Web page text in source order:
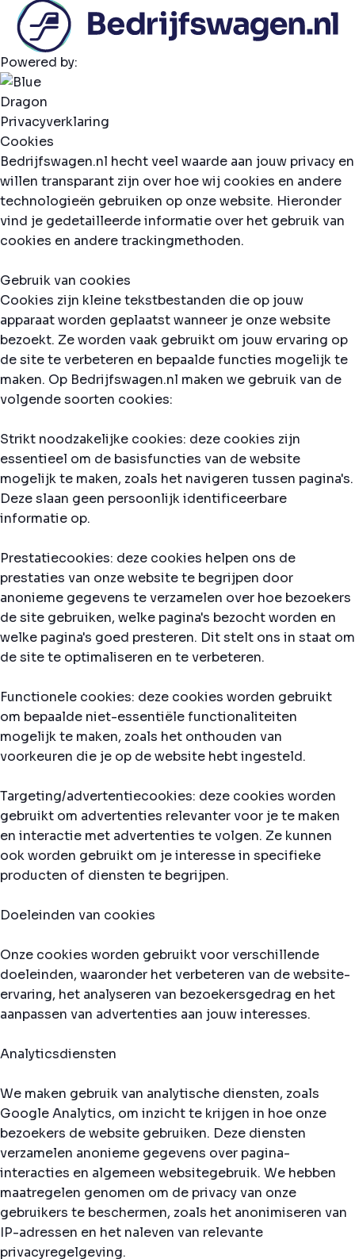
Powered by:
Privacyverklaring
Cookies
Bedrijfswagen.nl hecht veel waarde aan jouw privacy en
willen transparant zijn over hoe wij cookies en andere
technologieën gebruiken op onze website. Hieronder
vind je gedetailleerde informatie over het gebruik van
cookies en andere trackingmethoden.
Gebruik van cookies
Cookies zijn kleine tekstbestanden die op jouw
apparaat worden geplaatst wanneer je onze website
bezoekt. Ze worden vaak gebruikt om jouw ervaring op
de site te verbeteren en bepaalde functies mogelijk te
maken. Op Bedrijfswagen.nl maken we gebruik van de
volgende soorten cookies:
Strikt noodzakelijke cookies: deze cookies zijn
essentieel om de basisfuncties van de website
mogelijk te maken, zoals het navigeren tussen pagina's.
Deze slaan geen persoonlijk identificeerbare
informatie op.
Prestatiecookies: deze cookies helpen ons de
prestaties van onze website te begrijpen door
anonieme gegevens te verzamelen over hoe bezoekers
de site gebruiken, welke pagina's bezocht worden en
welke pagina's goed presteren. Dit stelt ons in staat om
de site te optimaliseren en te verbeteren.
Functionele cookies: deze cookies worden gebruikt
om bepaalde niet-essentiële functionaliteiten
mogelijk te maken, zoals het onthouden van
voorkeuren die je op de website hebt ingesteld.
Targeting/advertentiecookies: deze cookies worden
gebruikt om advertenties relevanter voor je te maken
en interactie met advertenties te volgen. Ze kunnen
ook worden gebruikt om je interesse in specifieke
producten of diensten te begrijpen.
Doeleinden van cookies
Onze cookies worden gebruikt voor verschillende
doeleinden, waaronder het verbeteren van de website-
ervaring, het analyseren van bezoekersgedrag en het
aanpassen van advertenties aan jouw interesses.
Analyticsdiensten
We maken gebruik van analytische diensten, zoals
Google Analytics, om inzicht te krijgen in hoe onze
bezoekers de website gebruiken. Deze diensten
verzamelen anonieme gegevens over pagina-
interacties en algemeen websitegebruik. We hebben
maatregelen genomen om de privacy van onze
gebruikers te beschermen, zoals het anonimiseren van
IP-adressen en het naleven van relevante
privacyregelgeving.